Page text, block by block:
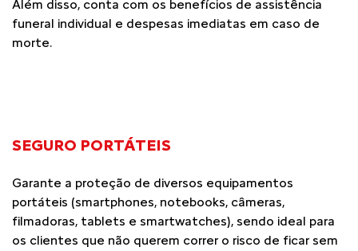
Além disso, conta com os benefícios de assistência
funeral individual e despesas imediatas em caso de
morte.
SEGURO PORTÁTEIS
Garante a proteção de diversos equipamentos
portáteis (smartphones, notebooks, câmeras,
filmadoras, tablets e smartwatches), sendo ideal para
os clientes que não querem correr o risco de ficar sem